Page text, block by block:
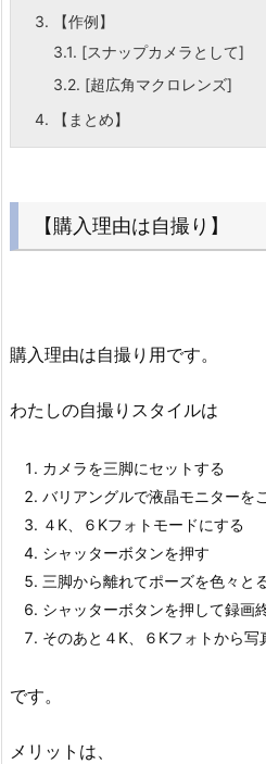
3. 【作例】
3.1. [スナップカメラとして]
3.2. [超広角マクロレンズ]
4. 【まとめ】
【購入理由は自撮り】
購入理由は自撮り用です。
わたしの自撮りスタイルは
カメラを三脚にセットする
バリアングルで液晶モニターを
４K、６Kフォトモードにする
シャッターボタンを押す
三脚から離れてポーズを色々と
シャッターボタンを押して録画
そのあと４K、６Kフォトから写
です。
メリットは、